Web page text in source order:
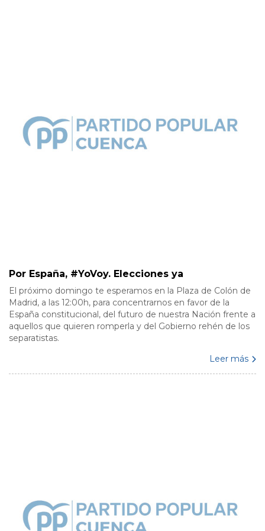
Por España, #YoVoy. Elecciones ya
El próximo domingo te esperamos en la Plaza de Colón de
Madrid, a las 12:00h, para concentrarnos en favor de la
España constitucional, del futuro de nuestra Nación frente a
aquellos que quieren romperla y del Gobierno rehén de los
separatistas.
Leer más